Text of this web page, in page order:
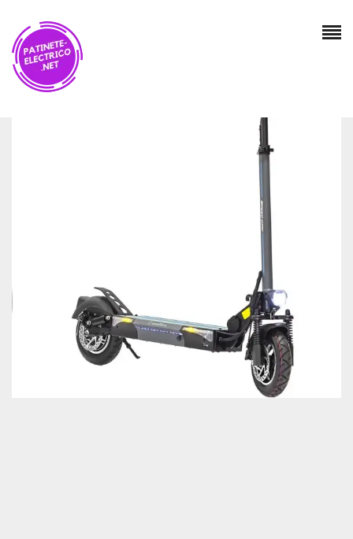
Valoraciones
SÉ EL PRIMERO EN VALORAR “SMARTGYRO
SPEEDWAY V2.0 – PATINETE ELÉCTRICO DE
800 W CON 3 MARCHAS, BATERÍA 13.000 MAH
48V, DOBLE SUSPENSIÓN REFORZADA,
FRENOS DE DISCO, 4 INTERMITENTES,
SCOOTER, POTENTE, NEGRO”
Tu dirección de correo electrónico no será publicada.
Los campos obligatorios están marcados con